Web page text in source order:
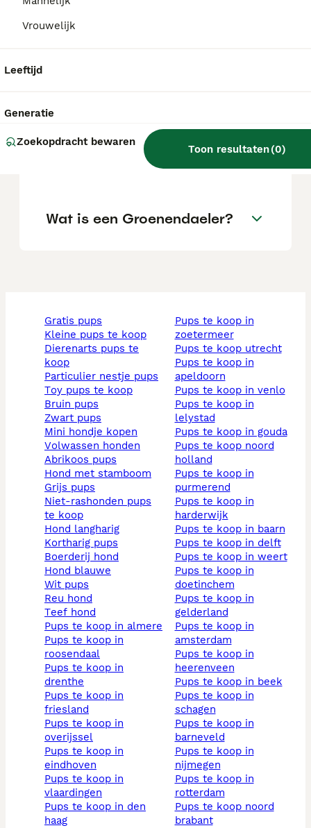
Vrouwelijk
Leeftijd
Generatie
Zoekopdracht bewaren
Toon resultaten(0)
Is een Groenendaeler een
goede gezinshond?
Wat is een Groenendaeler?
gratis pups
kleine pups te koop
dierenarts pups te
koop
particulier nestje pups
toy pups te koop
bruin pups
zwart pups
mini hondje kopen
volwassen honden
abrikoos pups
hond met stamboom
grijs pups
niet-rashonden pups
te koop
hond langharig
kortharig pups
boerderij hond
hond blauwe
wit pups
reu hond
teef hond
pups te koop in almere
pups te koop in
roosendaal
pups te koop in
drenthe
pups te koop in
friesland
pups te koop in
overijssel
pups te koop in
eindhoven
pups te koop in
vlaardingen
pups te koop in den
haag
pups te koop in
zoetermeer
pups te koop utrecht
pups te koop in
apeldoorn
pups te koop in venlo
pups te koop in
lelystad
pups te koop in gouda
pups te koop noord
holland
pups te koop in
purmerend
pups te koop in
harderwijk
pups te koop in baarn
pups te koop in delft
pups te koop in weert
pups te koop in
doetinchem
pups te koop in
gelderland
pups te koop in
amsterdam
pups te koop in
heerenveen
pups te koop in beek
pups te koop in
schagen
pups te koop in
barneveld
pups te koop in
nijmegen
pups te koop in
rotterdam
pups te koop noord
brabant